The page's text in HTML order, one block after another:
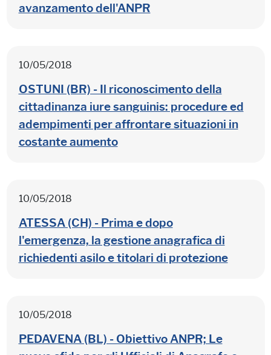
avanzamento dell'ANPR
10/05/2018
OSTUNI (BR) - Il riconoscimento della
cittadinanza iure sanguinis: procedure ed
adempimenti per affrontare situazioni in
costante aumento
10/05/2018
ATESSA (CH) - Prima e dopo
l'emergenza, la gestione anagrafica di
richiedenti asilo e titolari di protezione
10/05/2018
PEDAVENA (BL) - Obiettivo ANPR; Le